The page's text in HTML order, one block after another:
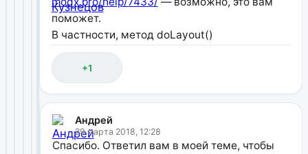
поможет.
В частности, метод doLayout()
+1
Андрей
29 марта 2018, 12:28
Спасибо. Ответил вам в моей теме, чтобы